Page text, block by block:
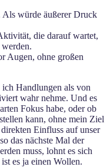
Als würde äußerer Druck
die darauf wartet,
Augen, ohne großen
Handlungen als von
wahr nehme. Und es
Fokus habe, oder ob
kann, ohne mein Ziel
Einfluss auf unser
das nächste Mal der
muss, lohnt es sich
es ja einen Wollen.